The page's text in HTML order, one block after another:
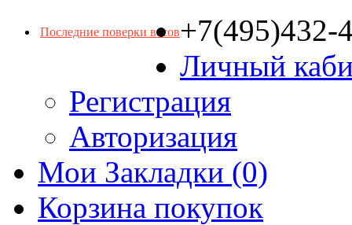
Последние поверки весов+7(495)432-
Личный
Регистрация
Авторизация
Мои Закладки (0)
Корзина покупок